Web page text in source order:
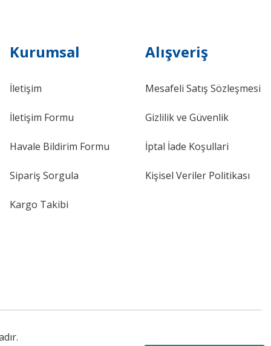
Kurumsal
İletişim
İletişim Formu
Havale Bildirim Formu
Sipariş Sorgula
Kargo Takibi
Alışveriş
Mesafeli Satış Sözleşmesi
Gizlilik ve Güvenlik
İptal İade Koşullari
Kişisel Veriler Politikası